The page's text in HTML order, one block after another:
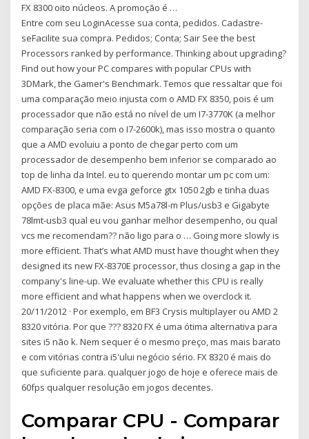
FX 8300 oito núcleos. A promoção é …
Entre com seu LoginAcesse sua conta, pedidos. Cadastre-
seFacilite sua compra. Pedidos; Conta; Sair See the best
Processors ranked by performance. Thinking about upgrading?
Find out how your PC compares with popular CPUs with
3DMark, the Gamer's Benchmark. Temos que ressaltar que foi
uma comparação meio injusta com o AMD FX 8350, pois é um
processador que não está no nível de um I7-3770K (a melhor
comparação seria com o I7-2600k), mas isso mostra o quanto
que a AMD evoluiu a ponto de chegar perto com um
processador de desempenho bem inferior se comparado ao
top de linha da Intel. eu to querendo montar um pc com um:
AMD FX-8300, e uma evga geforce gtx 1050 2gb e tinha duas
opções de placa mãe: Asus M5a78l-m Plus/usb3 e Gigabyte
78lmt-usb3 qual eu vou ganhar melhor desempenho, ou qual
vcs me recomendam?? não ligo para o … Going more slowly is
more efficient. That’s what AMD must have thought when they
designed its new FX-8370E processor, thus closing a gap in the
company's line-up. We evaluate whether this CPU is really
more efficient and what happens when we overclock it.
20/11/2012 · Por exemplo, em BF3 Crysis multiplayer ou AMD 2
8320 vitória. Por que ??? 8320 FX é uma ótima alternativa para
sites i5 não k. Nem sequer é o mesmo preço, mas mais barato
e com vitórias contra i5'ului negócio sério. FX 8320 é mais do
que suficiente para. qualquer jogo de hoje e oferece mais de
60fps qualquer resolução em jogos decentes.
Comparar CPU - Comparar